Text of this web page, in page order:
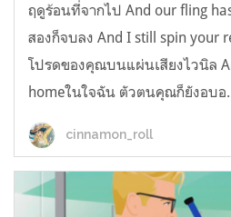
ฤดูร้อนที่จากไป And our fling
สองก็จบลง And I still spin your
โปรดของคุณบนแผ่นเสียงไวนิล
homeในใจฉัน ตัวตนคุณก็ยังอบอ
cinnamon_roll